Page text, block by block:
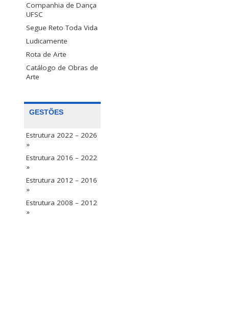
Companhia de Dança
UFSC
Segue Reto Toda Vida
Ludicamente
Rota de Arte
Catálogo de Obras de
Arte
GESTÕES
Estrutura 2022 – 2026
»
Estrutura 2016 – 2022
»
Estrutura 2012 – 2016
»
Estrutura 2008 – 2012
»